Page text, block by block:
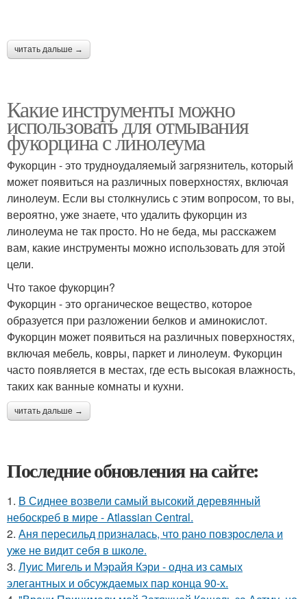
читать дальше →
Какие инструменты можно
использовать для отмывания
фукорцина с линолеума
Фукорцин - это трудноудаляемый загрязнитель, который
может появиться на различных поверхностях, включая
линолеум. Если вы столкнулись с этим вопросом, то вы,
вероятно, уже знаете, что удалить фукорцин из
линолеума не так просто. Но не беда, мы расскажем
вам, какие инструменты можно использовать для этой
цели.
Что такое фукорцин?
Фукорцин - это органическое вещество, которое
образуется при разложении белков и аминокислот.
Фукорцин может появиться на различных поверхностях,
включая мебель, ковры, паркет и линолеум. Фукорцин
часто появляется в местах, где есть высокая влажность,
таких как ванные комнаты и кухни.
читать дальше →
Последние обновления на сайте:
1. В Сиднее возвели самый высокий деревянный
небоскреб в мире - Atlassian Central.
2. Аня пересильд призналась, что рано повзрослела и
уже не видит себя в школе.
3. Луис Мигель и Мэрайя Кэри - одна из самых
элегантных и обсуждаемых пар конца 90-х.